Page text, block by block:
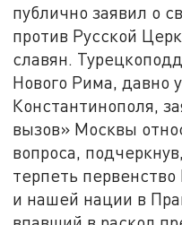
публично заявил о
против Русской
славян.
Нового Рима, давно
Константинополя,
вызов» Москвы
вопроса,
терпеть первенство
и нашей нации в